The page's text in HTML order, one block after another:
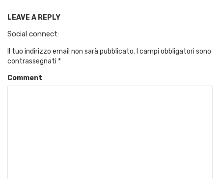
LEAVE A REPLY
Social connect:
Il tuo indirizzo email non sarà pubblicato. I campi obbligatori sono
contrassegnati *
Comment